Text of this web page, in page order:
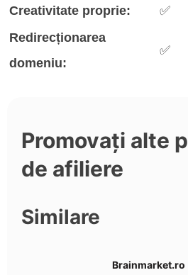
Creativitate proprie:
✅
Redirecționarea
domeniu:
✅
Promovați alte
de afiliere
Similare